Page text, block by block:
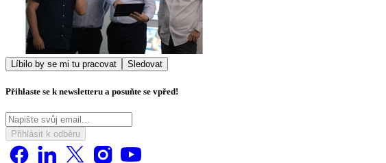
Líbilo by se mi tu pracovat Sledovat
Přihlaste se k newsletteru a posuňte se vpřed!
Přihlásit k odběru